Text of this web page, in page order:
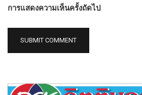
การแสดงความเห็นครั้งถัดไป